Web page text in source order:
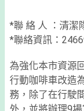
*聯 絡 人 ： 清潔
*聯絡資訊：
為強化本市資源
行動咖啡車改造
務，除了在行駛